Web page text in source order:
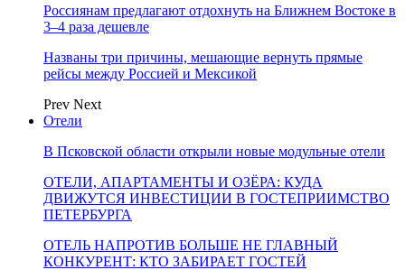
Россиянам предлагают отдохнуть на Ближнем Востоке в
3–4 раза дешевле
Названы три причины, мешающие вернуть прямые
рейсы между Россией и Мексикой
Prev Next
Отели
В Псковской области открыли новые модульные отели
ОТЕЛИ, АПАРТАМЕНТЫ И ОЗЁРА: КУДА
ДВИЖУТСЯ ИНВЕСТИЦИИ В ГОСТЕПРИИМСТВО
ПЕТЕРБУРГА
ОТЕЛЬ НАПРОТИВ БОЛЬШЕ НЕ ГЛАВНЫЙ
КОНКУРЕНТ: КТО ЗАБИРАЕТ ГОСТЕЙ